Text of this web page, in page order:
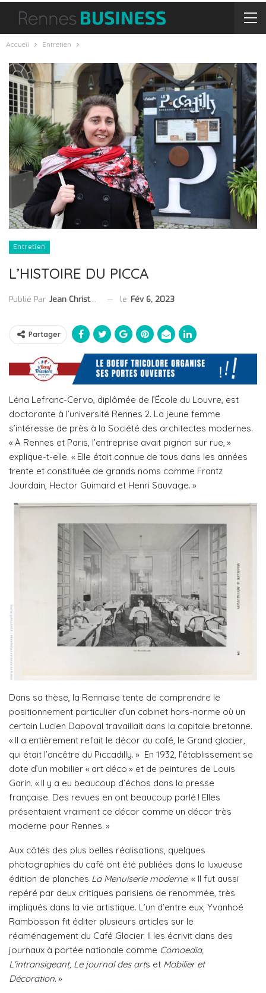
Accueil Entretien
Entretien
L’HISTOIRE DU PICCA
Publié Par Jean Christophe Collet le Fév 6, 2023
Partager
Léna Lefranc-Cervo, diplômée de l’École du Louvre, est
doctorante à l’université Rennes 2. La jeune femme
s’intéresse de près à la Société des architectes modernes.
« À Rennes et Paris, l’entreprise avait pignon sur rue, »
explique-t-elle. « Elle était connue de tous dans les années
trente et constituée de grands noms comme Frantz
Jourdain, Hector Guimard et Henri Sauvage. »
Dans sa thèse, la Rennaise tente de comprendre le
positionnement particulier d’un cabinet hors-norme où un
certain Lucien Daboval travaillait dans la capitale bretonne.
« Il a entièrement refait le décor du café, le Grand glacier,
qui était l’ancêtre du Piccadilly. » En 1932, l’établissement se
dote d’un mobilier « art déco » et de peintures de Louis
Garin. « Il y a eu beaucoup d’échos dans la presse
française. Des revues en ont beaucoup parlé ! Elles
présentaient vraiment ce décor comme un décor très
moderne pour Rennes. »
Aux côtés des plus belles réalisations, quelques
photographies du café ont été publiées dans la luxueuse
édition de planches La Menuiserie moderne. « Il fut aussi
repéré par deux critiques parisiens de renommée, très
impliqués dans la vie artistique. L’un d’entre eux, Yvanhoé
Rambosson fit éditer plusieurs articles sur le
réaménagement du Café Glacier. Il les écrivit dans des
journaux à portée nationale comme Comoedia,
L’intransigeant, Le journal des arts et Mobilier et
Décoration. »